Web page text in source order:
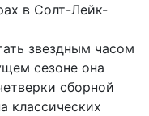
в Солт-Лейк-
звездным часом
сезоне она
сборной
классических